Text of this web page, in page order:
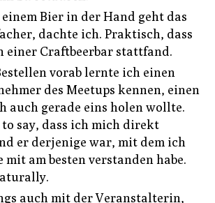
Bier in der Hand geht das
dachte ich. Praktisch, dass
einer Craftbeerbar stattfand.
vorab lernte ich einen
des Meetups kennen, einen
auch gerade eins holen wollte.
to say, dass ich mich direkt
er derjenige war, mit dem ich
mit am besten verstanden habe.
auch mit der Veranstalterin,